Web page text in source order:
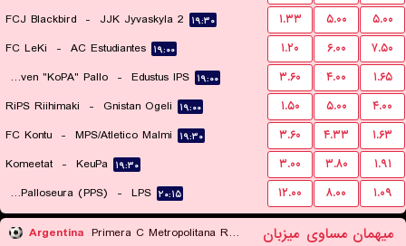
FCJ Blackbird - JJK Jyvaskyla 2 ۱۹:۳۰ ۱.۳۳ ۵.۰۰
۵.۰۰
FC LeKi - AC Estudiantes ۱۹:۰۰ ۱.۲۰ ۶.۰۰
۷.۵۰
Kotajarven "KoPA" Pallo
- Edustus IPS ۱۹:۰۰ ۳.۶۰ ۴.۰۰
۱.۶۵
RiPS Riihimaki - Gnistan Ogeli ۱۹:۰۰ ۱.۵۰ ۵.۰۰
۴.۰۰
FC Kontu - MPS/Atletico Malmi ۱۹:۳۰ ۳.۶۰ ۴.۳۳
۱.۶۳
Komeetat - KeuPa ۱۹:۳۰ ۳.۰۰ ۳.۸۰
۱.۹۱
Pakkalan Palloseura (PPS)
- LPS ۲۰:۱۵ ۱۲.۰۰ ۸.۰۰ ۱.۰۹
Argentina Primera C Metropolitana Reserves میزبان مساوی میهمان